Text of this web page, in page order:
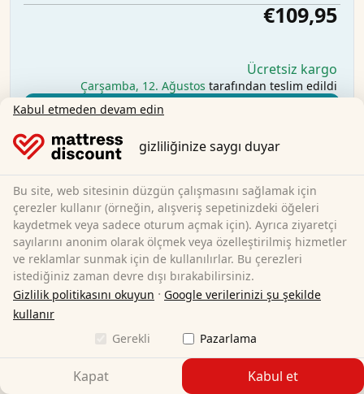
€109,95
Ücretsiz kargo
Çarşamba, 12. Ağustos tarafından teslim edildi
Daha fazla bilgi edinin
Kabul etmeden devam edin
gizliliğinize saygı duyar
Bu site, web sitesinin düzgün çalışmasını sağlamak için
çerezler kullanır (örneğin, alışveriş sepetinizdeki öğeleri
kaydetmek veya sadece oturum açmak için). Ayrıca ziyaretçi
sayılarını anonim olarak ölçmek veya özelleştirilmiş hizmetler
ve reklamlar sunmak için de kullanılırlar. Bu çerezleri
istediğiniz zaman devre dışı bırakabilirsiniz.
Gizlilik politikasını okuyun · Google verilerinizi şu şekilde
kullanır
Gerekli
Pazarlama
Kapat Kabul et